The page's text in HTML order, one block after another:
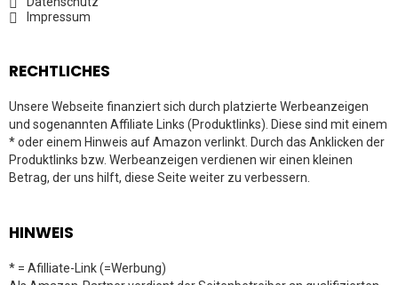
Impressum
RECHTLICHES
Unsere Webseite finanziert sich durch platzierte Werbeanzeigen
und sogenannten Affiliate Links (Produktlinks). Diese sind mit einem
* oder einem Hinweis auf Amazon verlinkt. Durch das Anklicken der
Produktlinks bzw. Werbeanzeigen verdienen wir einen kleinen
Betrag, der uns hilft, diese Seite weiter zu verbessern.
HINWEIS
* = Afilliate-Link (=Werbung)